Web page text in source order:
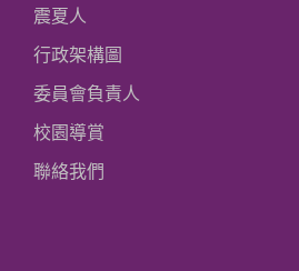
震夏人
行政架構圖
委員會負責人
校園導賞
聯絡我們